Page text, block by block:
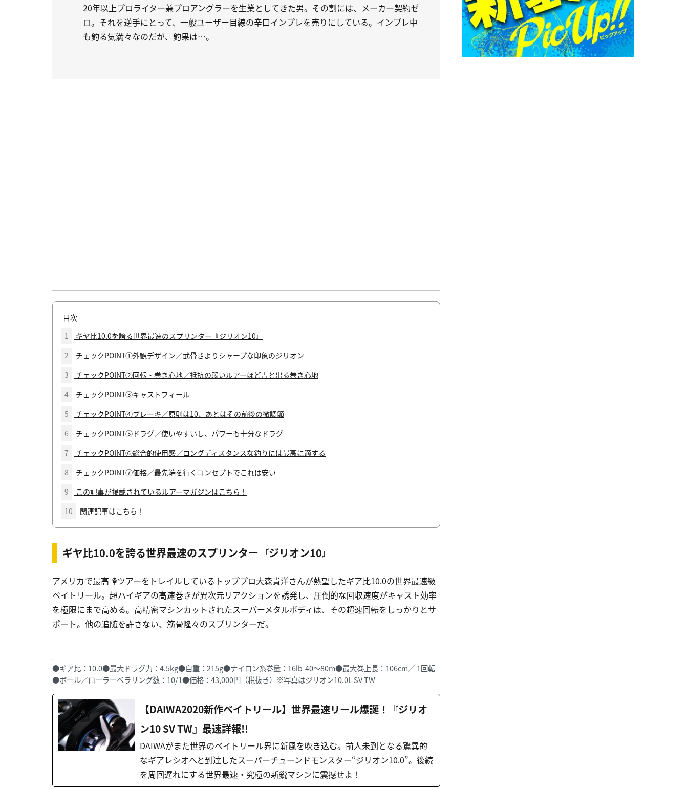
20年以上プロライター兼プロアングラーを生業としてきた男。その割には、メーカー契約ゼ
ロ。それを逆手にとって、一般ユーザー目線の辛口インプレを売りにしている。インプレ中
も釣る気満々なのだが、釣果は…。
目次
1
ギヤ比10.0を誇る世界最速のスプリンター『ジリオン10』
2
チェックPOINT①外観デザイン／武骨さよりシャープな印象のジリオン
3
チェックPOINT②回転・巻き心地／抵抗の弱いルアーほど吉と出る巻き心地
4
チェックPOINT③キャストフィール
5
チェックPOINT④ブレーキ／原則は10、あとはその前後の微調節
6
チェックPOINT⑤ドラグ／使いやすいし、パワーも十分なドラグ
7
チェックPOINT⑥総合的使用感／ロングディスタンスな釣りには最高に適する
8
チェックPOINT⑦価格／最先端を行くコンセプトでこれは安い
9
この記事が掲載されているルアーマガジンはこちら！
10
関連記事はこちら！
ギヤ比10.0を誇る世界最速のスプリンター『ジリオン10』
アメリカで最高峰ツアーをトレイルしているトッププロ大森貴洋さんが熱望したギア比10.0の世界最速級
ベイトリール。超ハイギアの高速巻きが異次元リアクションを誘発し、圧倒的な回収速度がキャスト効率
を極限にまで高める。高精密マシンカットされたスーパーメタルボディは、その超速回転をしっかりとサ
ポート。他の追随を許さない、筋骨隆々のスプリンターだ。
●ギア比：10.0●最大ドラグ力：4.5kg●自重：215g●ナイロン糸巻量：16lb-40～80m●最大巻上長：106cm／ 1回転
●ボール／ローラーベラリング数：10/1●価格：43,000円（税抜き）※写真はジリオン10.0L SV TW
【DAIWA2020新作ベイトリール】世界最速リール爆誕！『ジリオ
ン10 SV TW』最速詳報!!
DAIWAがまた世界のベイトリール界に新風を吹き込む。前人未到となる驚異的
なギアレシオへと到達したスーパーチューンドモンスター“ジリオン10.0”。後続
を周回遅れにする世界最速・究極の新鋭マシンに震撼せよ！